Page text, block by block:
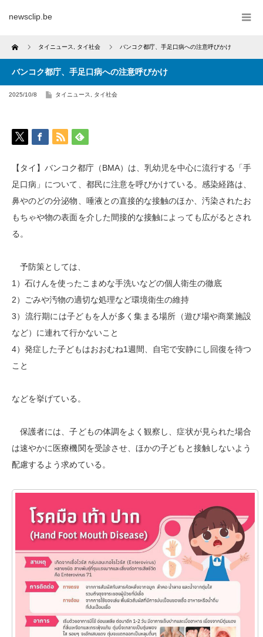
newsclip.be
Home タイニュース タイ社会 バンコク都庁、手足口病への注意呼びかけ
バンコク都庁、手足口病への注意呼びかけ
2025/10/8 タイニュース タイ社会
【タイ】バンコク都庁（BMA）は、乳幼児を中心に流行する「手
足口病」について、都民に注意を呼びかけている。感染経路は、
鼻やのどの分泌物、唾液との直接的な接触のほか、汚染されたお
もちゃや物の表面を介した間接的な接触によっても広がるとされ
る。
予防策としては、
1）石けんを使ったこまめな手洗いなどの個人衛生の徹底
2）ごみや汚物の適切な処理など環境衛生の維持
3）流行期には子どもを人が多く集まる場所（遊び場や商業施設
など）に連れて行かないこと
4）発症した子どもはおおむね1週間、自宅で安静にし回復を待つ
こと
などを挙げている。
保護者には、子どもの体調をよく観察し、症状が見られた場合
は速やかに医療機関を受診させ、ほかの子どもと接触しないよう
配慮するよう求めている。